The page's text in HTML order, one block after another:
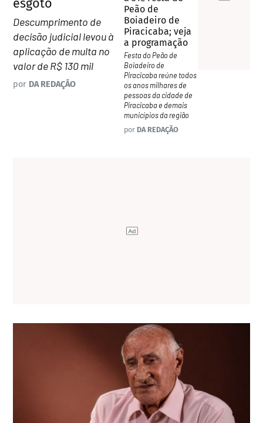
esgoto
Descumprimento de
decisão judicial levou à
aplicação de multa no
valor de R$ 130 mil
por DA REDAÇÃO
Peão de
Boiadeiro de
Piracicaba; veja
a programação
Festa do Peão de
Boiadeiro de
Piracicaba reúne todos
os anos milhares de
pessoas da cidade de
Piracicaba e demais
municípios da região
por DA REDAÇÃO